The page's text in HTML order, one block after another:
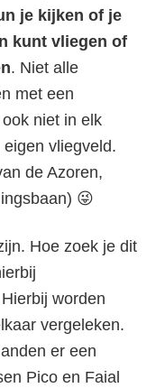
je kijken of je
kunt vliegen of
. Niet alle
met een
niet in elk
eigen vliegveld.
de Azoren,
😜
Hoe zoek je dit
worden
vergeleken.
er een
Pico en Faial